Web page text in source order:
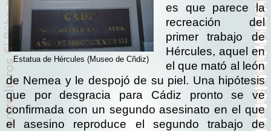
Estatua de Hércules (Museo de Cñdiz)
es que parece la
recreación del
primer trabajo de
Hércules, aquel en
el que mató al león
de Nemea y le despojó de su piel. Una hipótesis
que por desgracia para Cádiz pronto se ve
confirmada con un segundo asesinato en el que
el asesino reproduce el segundo trabajo de